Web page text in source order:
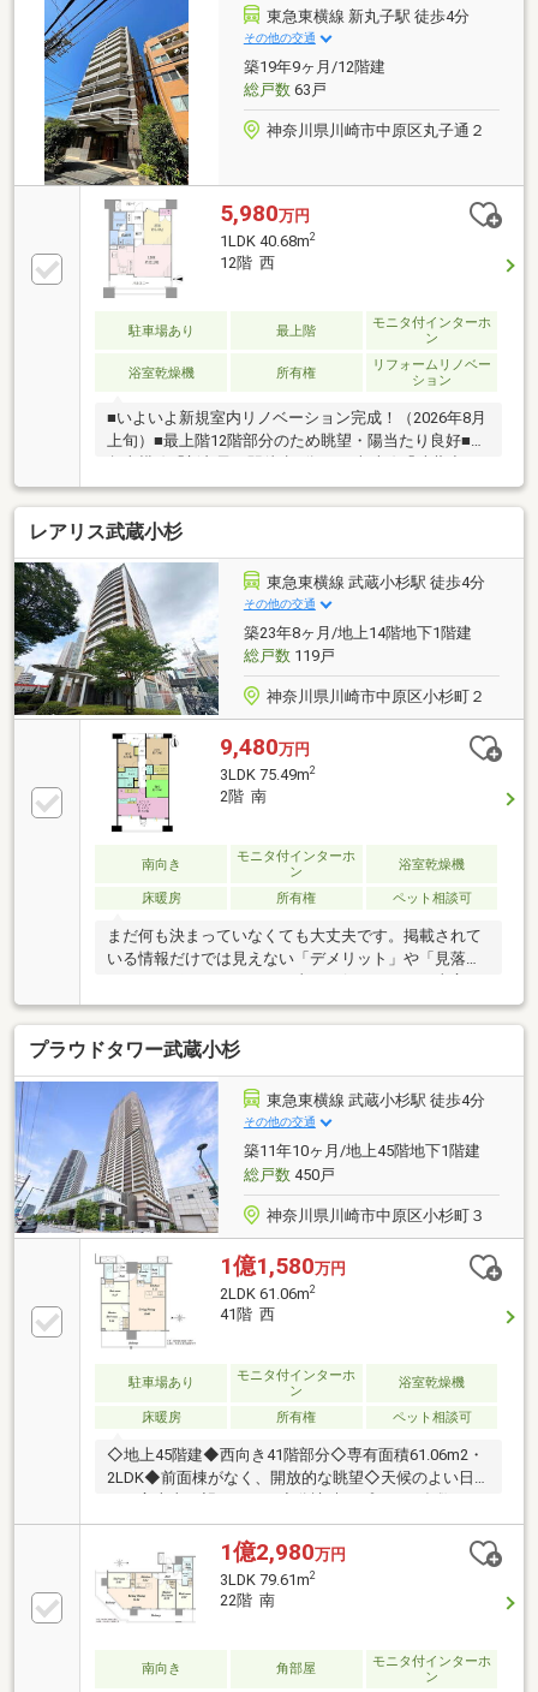
ス・24時間ごみ出し可能東急東横線 新丸子駅 徒歩4分
その他の交通
築19年9ヶ月/12階建
総戸数63戸
神奈川県川崎市中原区丸子通２
5,980万円
1LDK 40.68m2
12階 西
駐車場あり 最上階
モニタ付インターホ
ン
浴室乾燥機 所有権
リフォームリノベー
ション
■いよいよ新規室内リノベーション完成！（2026年8月
上旬）■最上階12階部分のため眺望・陽当たり良好■東
杉」駅徒歩9分で利用可能な好立地■大通り・線路・商
店街からは1本奥に入り、近隣は落ち着いた住環境で
す。■セキュリティに配慮したエントランスとエレベ
ーターのダブルオートロックシステム採用で安心の防
犯対策■ペット飼育可(飼育細則あり）約5.08平米の
広々アルコーブ、間口6.25メートル・奥行き1.8メート
ル・約10.47平米の開放的なバルコニー
レアリス武蔵小杉
東急東横線 武蔵小杉駅 徒歩4分
その他の交通
築23年8ヶ月/地上14階地下1階建
総戸数119戸
神奈川県川崎市中原区小杉町２
9,480万円
3LDK 75.49m2
2階 南
南向き
モニタ付インターホ
ン
浴室乾燥機
床暖房 所有権 ペット相談可
まだ何も決まっていなくても大丈夫です。掲載されて
いる情報だけでは見えない「デメリット」や「見落と
ウス品川では、物件のご紹介だけでなく、「どう選ぶ
か」までしっかりサポート。現地でしか分からない空
気感や周辺環境も含めて、一緒に納得できる住まい探
しを進めていきましょう。相談だけでも大歓迎です。
まだご希望が定まっていなくても大丈夫。まずはお気
軽にご相談ください。
プラウドタワー武蔵小杉
東急東横線 武蔵小杉駅 徒歩4分
その他の交通
築11年10ヶ月/地上45階地下1階建
総戸数450戸
神奈川県川崎市中原区小杉町３
1億1,580万円
2LDK 61.06m2
41階 西
駐車場あり
モニタ付インターホ
ン
浴室乾燥機
床暖房 所有権 ペット相談可
◇地上45階建◆西向き41階部分◇専有面積61.06m2・
2LDK◆前面棟がなく、開放的な眺望◇天候のよい日
には富士山を望みます。◆分譲時オプション多数
LD・洋室：アクセントクロス キッチン ：カップボー
ド 洗面所 ：吊戸棚 廊下 ：エコカラット・ピクチ
ャレール 玄関 ：姿見◇約14.77m2のバルコニー41～
43階限定で、ガラス手すりを採用。◆24時間ゴミ出し
可能◇ペット飼育可能（規約あり）◆その他充実の共
1億2,980万円
3LDK 79.61m2
22階 南
南向き 角部屋
モニタ付インターホ
ン